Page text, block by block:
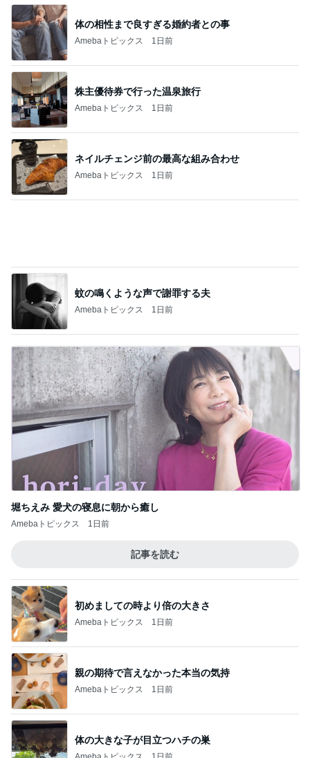
堀ちえみ 愛犬の寝息に朝から癒し
Amebaトピックス
記事を読む
初めましての時より倍の大きさ
Amebaトピックス 1日前
体の大きな子が目立つハチの巣
Amebaトピックス 1日前
帰省中に改めて考えた平和への願い
Amebaトピックス 1日前
Amebaトピックス
記事を読む
アグネス ベジタリアンピザを発見
Amebaトピックス 2日前
ジャンル人気記事ランキング
お弁当づくり